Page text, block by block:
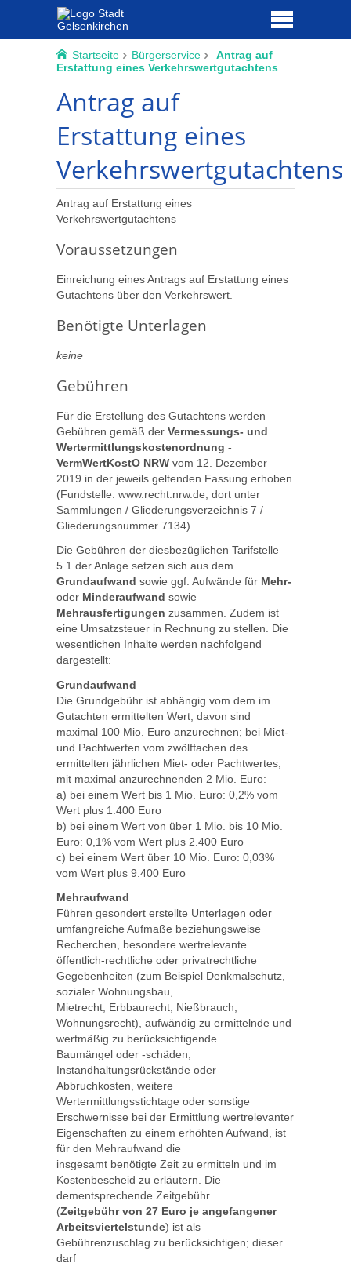
Startseite Bürgerservice
Antrag auf
Erstattung eines Verkehrswertgutachtens
Antrag auf
Erstattung eines
Verkehrswertgutachtens
Antrag auf Erstattung eines
Verkehrswertgutachtens
Voraussetzungen
Einreichung eines Antrags auf Erstattung eines
Gutachtens über den Verkehrswert.
Benötigte Unterlagen
keine
Gebühren
Für die Erstellung des Gutachtens werden
Gebühren gemäß der Vermessungs- und
Wertermittlungskostenordnung -
VermWertKostO NRW vom 12. Dezember
2019 in der jeweils geltenden Fassung erhoben
(Fundstelle: www.recht.nrw.de, dort unter
Sammlungen / Gliederungsverzeichnis 7 /
Gliederungsnummer 7134).
Die Gebühren der diesbezüglichen Tarifstelle
5.1 der Anlage setzen sich aus dem
Grundaufwand sowie ggf. Aufwände für Mehr-
oder Minderaufwand sowie
Mehrausfertigungen zusammen. Zudem ist
eine Umsatzsteuer in Rechnung zu stellen. Die
wesentlichen Inhalte werden nachfolgend
dargestellt:
Grundaufwand
Die Grundgebühr ist abhängig vom dem im
Gutachten ermittelten Wert, davon sind
maximal 100 Mio. Euro anzurechnen; bei Miet-
und Pachtwerten vom zwölffachen des
ermittelten jährlichen Miet- oder Pachtwertes,
mit maximal anzurechnenden 2 Mio. Euro:
a) bei einem Wert bis 1 Mio. Euro: 0,2% vom
Wert plus 1.400 Euro
b) bei einem Wert von über 1 Mio. bis 10 Mio.
Euro: 0,1% vom Wert plus 2.400 Euro
c) bei einem Wert über 10 Mio. Euro: 0,03%
vom Wert plus 9.400 Euro
Mehraufwand
Führen gesondert erstellte Unterlagen oder
umfangreiche Aufmaße beziehungsweise
Recherchen, besondere wertrelevante
öffentlich-rechtliche oder privatrechtliche
Gegebenheiten (zum Beispiel Denkmalschutz,
sozialer Wohnungsbau,
Mietrecht, Erbbaurecht, Nießbrauch,
Wohnungsrecht), aufwändig zu ermittelnde und
wertmäßig zu berücksichtigende
Baumängel oder -schäden,
Instandhaltungsrückstände oder
Abbruchkosten, weitere
Wertermittlungsstichtage oder sonstige
Erschwernisse bei der Ermittlung wertrelevanter
Eigenschaften zu einem erhöhten Aufwand, ist
für den Mehraufwand die
insgesamt benötigte Zeit zu ermitteln und im
Kostenbescheid zu erläutern. Die
dementsprechende Zeitgebühr
(Zeitgebühr von 27 Euro je angefangener
Arbeitsviertelstunde) ist als
Gebührenzuschlag zu berücksichtigen; dieser
darf